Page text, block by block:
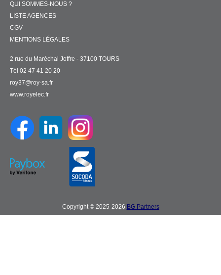
QUI SOMMES-NOUS ?
LISTE AGENCES
CGV
MENTIONS LÉGALES
2 rue du Maréchal Joffre - 37100 TOURS
Tél 02 47 41 20 20
roy37@roy-sa.fr
www.royelec.fr
Copyright © 2025-2026 BG Partners